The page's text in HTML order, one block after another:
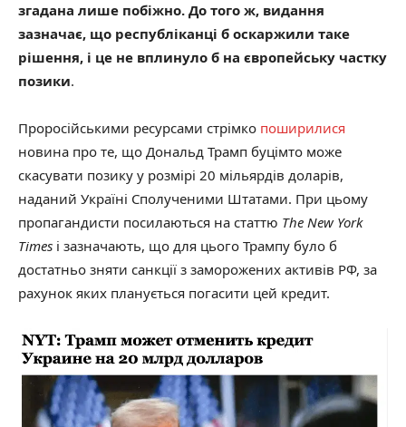
згадана лише побіжно. До того ж, видання
зазначає, що республіканці б оскаржили таке
рішення, і це не вплинуло б на європейську частку
позики.
Проросійськими ресурсами стрімко поширилися
новина про те, що Дональд Трамп буцімто може
скасувати позику у розмірі 20 мільярдів доларів,
наданий Україні Сполученими Штатами. При цьому
пропагандисти посилаються на статтю The New York
Times і зазначають, що для цього Трампу було б
достатньо зняти санкції з заморожених активів РФ, за
рахунок яких планується погасити цей кредит.